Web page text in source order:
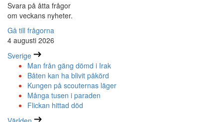
Svara på åtta frågor
om veckans nyheter.
Gå till frågorna
4 augusti 2026
Sverige
Man från gäng dömd i Irak
Båten kan ha blivit påkörd
Kungen på scouternas läger
Många tusen i paraden
Flickan hittad död